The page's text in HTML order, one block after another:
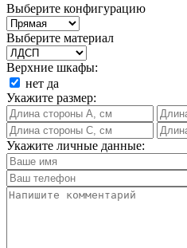
Выберите конфигурацию
Выберите материал
Верхние шкафы:
нет да
Укажите размер:
Укажите личные данные: